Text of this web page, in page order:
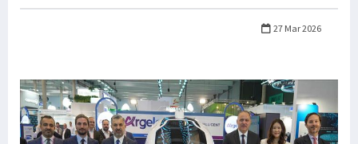
27 Mar 2026